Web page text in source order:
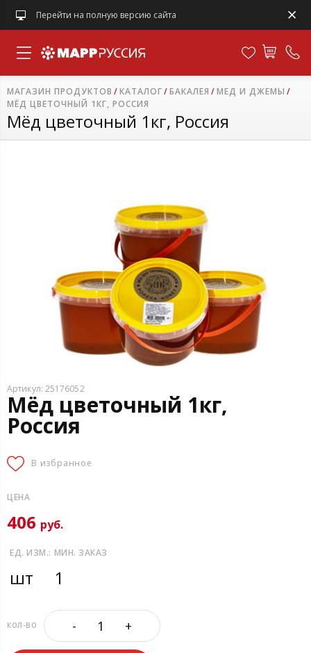
Перейти на полную версию сайта
МАГАЗИН ПРОДУКТОВ КАТАЛОГ БАКАЛЕЯ
МЕД И ДЖЕМЫ
МЁД ЦВЕТОЧНЫЙ 1КГ, РОССИЯ
Мёд цветочный 1кг, Россия
Артикул: 25176052
Мёд цветочный 1кг,
Россия
В избранное
ЦЕНА
406 руб.
ЕД. ИЗМ.:
шт
МИН. ЗАКАЗ
1
КОЛ-ВО - +